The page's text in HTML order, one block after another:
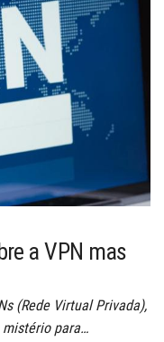
a VPN mas
(Rede Virtual Privada),
mistério para…